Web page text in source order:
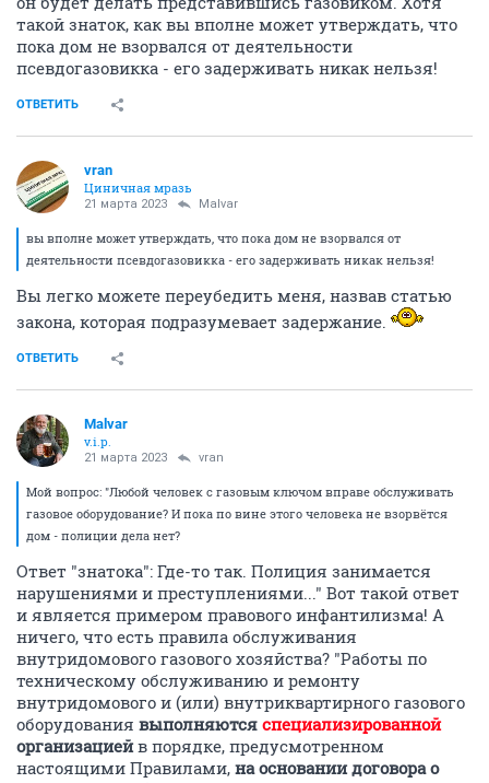
такой знаток, как вы вполне может утверждать, что
пока дом не взорвался от деятельности
псевдогазовикка - его задерживать никак нельзя!
ОТВЕТИТЬ
vran
Циничная мразь
21 марта 2023 Malvar
вы вполне может утверждать, что пока дом не взорвался от
деятельности псевдогазовикка - его задерживать никак нельзя!
Вы легко можете переубедить меня, назвав статью
закона, которая подразумевает задержание.
ОТВЕТИТЬ
Malvar
v.i.p.
21 марта 2023 vran
Мой вопрос: "Любой человек с газовым ключом вправе обслуживать
газовое оборудование? И пока по вине этого человека не взорвётся
дом - полиции дела нет?
Ответ "знатока": Где-то так. Полиция занимается
нарушениями и преступлениями..." Вот такой ответ
и является примером правового инфантилизма! А
ничего, что есть правила обслуживания
внутридомового газового хозяйства? "Работы по
техническому обслуживанию и ремонту
внутридомового и (или) внутриквартирного газового
оборудования выполняются специализированной
организациейв порядке, предусмотренном
настоящими Правилами, на основании договора о